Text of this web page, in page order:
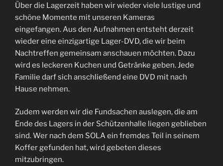
Über die Lagerzeit haben wir wieder viele lustige und
schöne Momente mit unseren Kameras
eingefangen. Aus den Aufnahmen entsteht derzeit
wieder eine einzigartige Lager-DVD, die wir beim
Nachtreffen gemeinsam anschauen möchten. Dazu
wird es leckeren Kuchen und Getränke geben. Jede
Familie darf sich anschließend eine DVD mit nach
Hause nehmen.
Zudem werden wir die Fundsachen auslegen, die am
Ende des Lagers in der Schützenhalle liegen geblieben
sind. Wer nach dem SOLA ein fremdes Teil in seinem
Koffer gefunden hat, wird gebeten dieses
mitzubringen.